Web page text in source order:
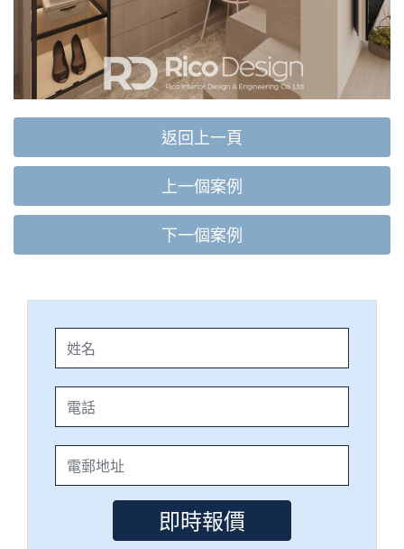
返回上一頁
上一個案例
下一個案例